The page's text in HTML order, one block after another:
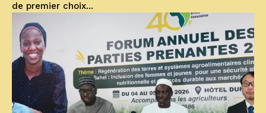
de premier choix...